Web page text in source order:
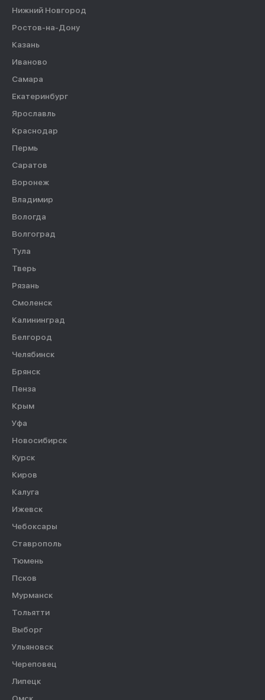
Нижний Новгород
Ростов-на-Дону
Казань
Иваново
Самара
Екатеринбург
Ярославль
Краснодар
Пермь
Саратов
Воронеж
Владимир
Вологда
Волгоград
Тула
Тверь
Рязань
Смоленск
Калининград
Белгород
Челябинск
Брянск
Пенза
Крым
Уфа
Новосибирск
Курск
Киров
Калуга
Ижевск
Чебоксары
Ставрополь
Тюмень
Псков
Мурманск
Тольятти
Выборг
Ульяновск
Череповец
Липецк